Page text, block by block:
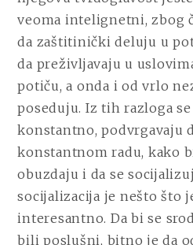
veoma intelignetni, zbog
da zaštitinički deluju u
da preživljavaju u
potiču, a onda i od vrlo
poseduju. Iz tih razloga
konstantno, podvrgavaju
konstantnom radu, kako
obuzdaju i da se
socijalizacija je nešto što
interesantno. Da bi se
bili poslušni, bitno je da